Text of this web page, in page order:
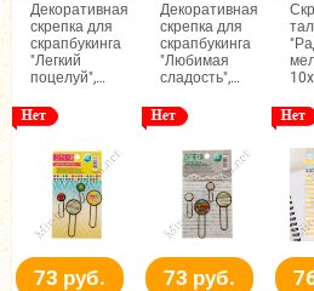
Декоративная
скрепка для
скрапбукинга
"Легкий
поцелуй",
1926733
Декоративная
скрепка для
скрапбукинга
"Любимая
сладость",
1926735
73 руб. 73 руб.